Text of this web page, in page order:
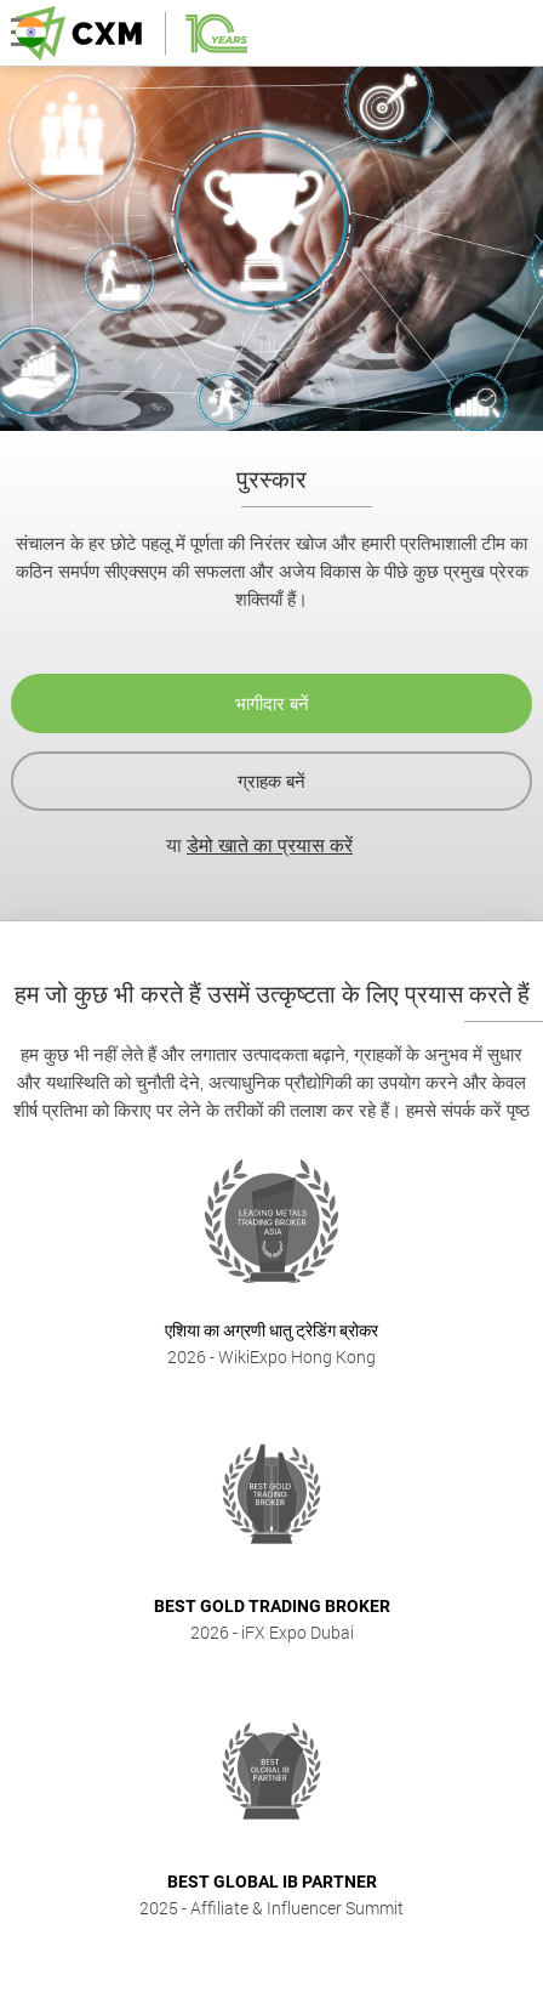
पुरस्कार
संचालन के हर छोटे पहलू में पूर्णता की निरंतर खोज और हमारी प्रतिभाशाली टीम का
कठिन समर्पण सीएक्सएम की सफलता और अजेय विकास के पीछे कुछ प्रमुख प्रेरक
शक्तियाँ हैं।
भागीदार बनें
ग्राहक बनें
याडेमो खाते का प्रयास करें
हम जो कुछ भी करते हैं उसमें उत्कृष्टता के लिए प्रयास करते हैं
हम कुछ भी नहीं लेते हैं और लगातार उत्पादकता बढ़ाने, ग्राहकों के अनुभव में सुधार
और यथास्थिति को चुनौती देने, अत्याधुनिक प्रौद्योगिकी का उपयोग करने और केवल
शीर्ष प्रतिभा को किराए पर लेने के तरीकों की तलाश कर रहे हैं। हमसे संपर्क करें पृष्ठ
एशिया का अग्रणी धातु ट्रेडिंग ब्रोकर
2026- WikiExpo Hong Kong
BEST GOLD TRADING BROKER
2026- iFX Expo Dubai
BEST GLOBAL IB PARTNER
2025 - Affiliate & Influencer Summit